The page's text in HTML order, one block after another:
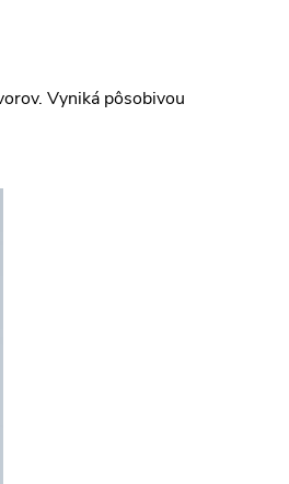
Vyniká pôsobivou